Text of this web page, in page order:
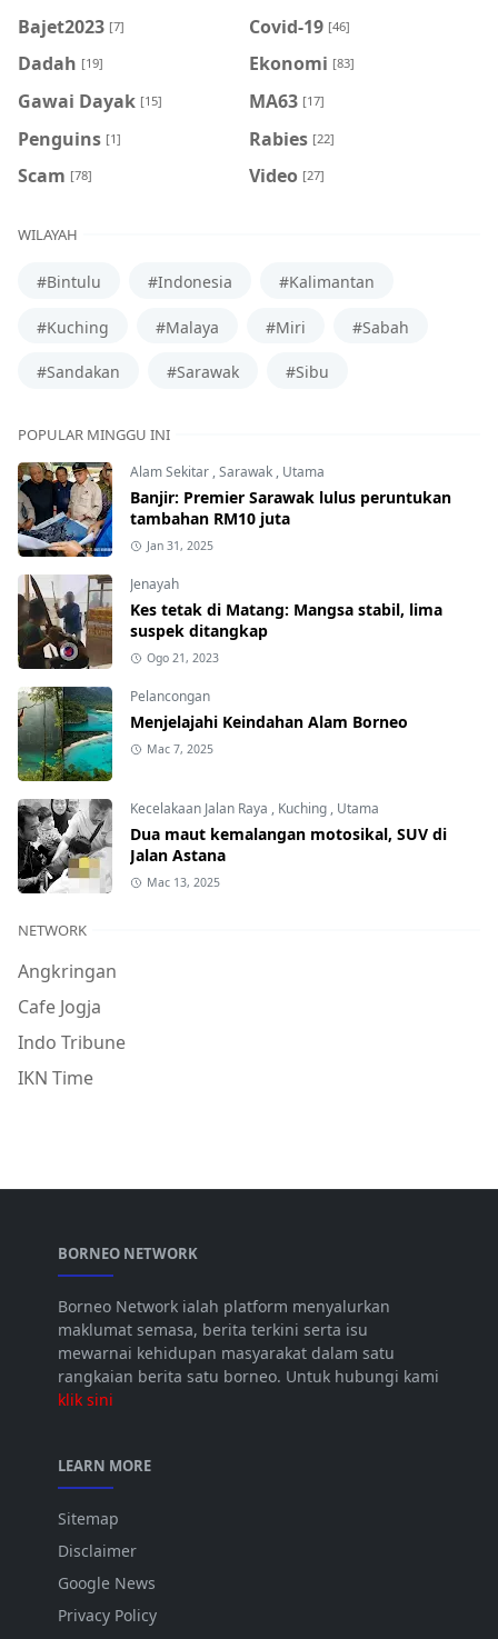
Bajet2023 [7] Covid-19 [46]
Dadah [19] Ekonomi [83]
Gawai Dayak [15] MA63 [17]
Penguins [1] Rabies [22]
Scam [78] Video [27]
WILAYAH
#Bintulu #Indonesia #Kalimantan
#Kuching #Malaya #Miri #Sabah
#Sandakan #Sarawak #Sibu
POPULAR MINGGU INI
Alam Sekitar ,Sarawak , Utama
Banjir: Premier Sarawak lulus peruntukan
tambahan RM10 juta
Jan 31, 2025
Jenayah
Kes tetak di Matang: Mangsa stabil, lima
suspek ditangkap
Ogo 21, 2023
Pelancongan
Menjelajahi Keindahan Alam Borneo
Mac 7, 2025
Kecelakaan Jalan Raya , Kuching , Utama
Dua maut kemalangan motosikal, SUV di
Jalan Astana
Mac 13, 2025
NETWORK
Angkringan
Cafe Jogja
Indo Tribune
IKN Time
BORNEO NETWORK
Borneo Network ialah platform menyalurkan
maklumat semasa, berita terkini serta isu
mewarnai kehidupan masyarakat dalam satu
rangkaian berita satu borneo. Untuk hubungi kami
klik sini
LEARN MORE
Sitemap
Disclaimer
Google News
Privacy Policy